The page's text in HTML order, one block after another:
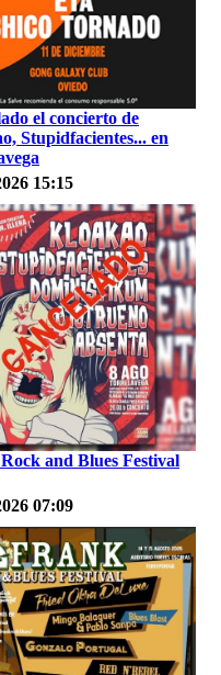
el concierto de
Stupidfacientes... en
15:15
and Blues Festival
07:09